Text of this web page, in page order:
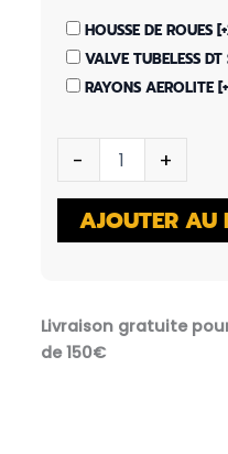
HOUSSE DE ROUES
VALVE TUBELESS DT
RAYONS AEROLITE
-
QUANTITÉ
DE
FURY
CYCLOCROSS
(PAIRE)
+
AJOUTER AU
Livraison gratuite
de 150€